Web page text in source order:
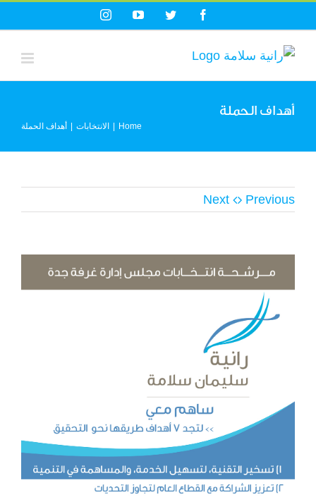
to
content
Facebook
Twitter
YouTube
Instagram
أهداف الحملة
Home الانتخابات أهداف الحملة
Previous
Next
Image